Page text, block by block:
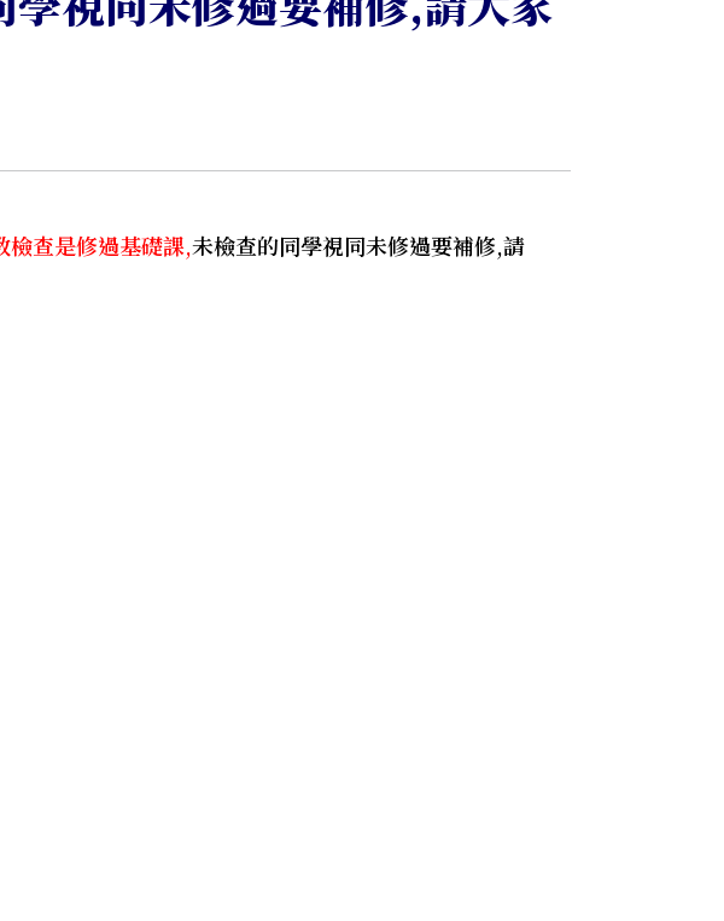
檢查是修過基礎課,未檢查的同學視同未修過要補修,請